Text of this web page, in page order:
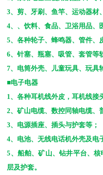
3、剪、牙刷、鱼竿、运动器材
4、、饮料、食品、卫浴用品、
5、各种轮子、蜂鸣器、管件、
6、针塞、瓶塞、吸管、套管等
7、电筒外壳、儿童玩具、玩具
■电子电器
1 、各种耳机线外皮，耳机线接
2、矿山电缆、数控同轴电缆、
3、电源插座、插头与护套等；
4、电池、无线电话机外壳及电
5、船舶、矿山、钻井平台、
层及护套。